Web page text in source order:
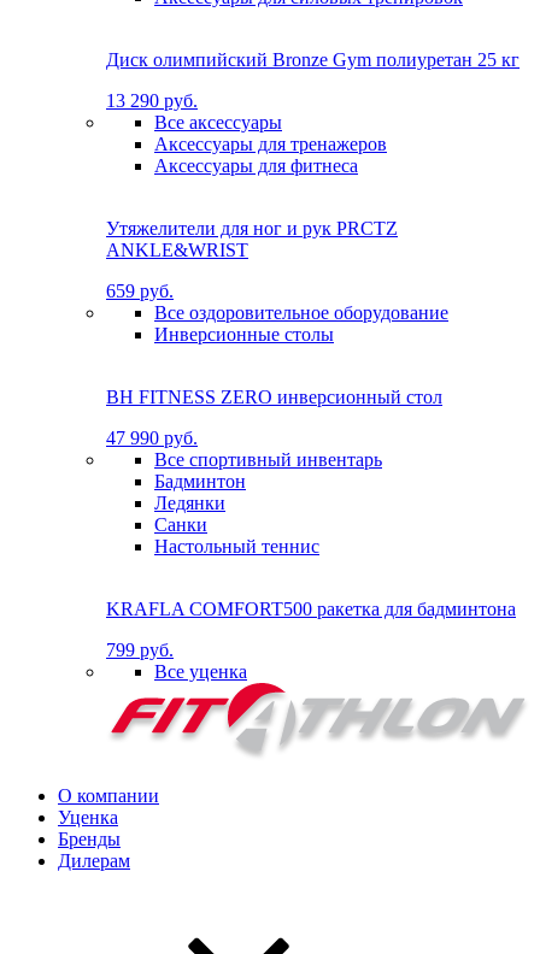
Диск олимпийский Bronze Gym полиуретан 25 кг
13 290 руб.
Все аксессуары
Аксессуары для тренажеров
Аксессуары для фитнеса
Утяжелители для ног и рук PRCTZ
ANKLE&WRIST
659 руб.
Все оздоровительное оборудование
Инверсионные столы
BH FITNESS ZERO инверсионный стол
47 990 руб.
Все спортивный инвентарь
Бадминтон
Ледянки
Санки
Настольный теннис
KRAFLA COMFORT500 ракетка для бадминтона
799 руб.
Все уценка
О компании
Уценка
Бренды
Дилерам